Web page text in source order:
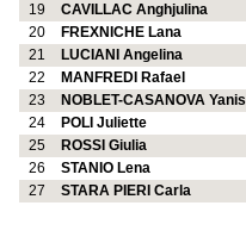
19
CAVILLAC Anghjulina
20
FREXNICHE Lana
21
LUCIANI Angelina
22
MANFREDI Rafael
23
NOBLET-CASANOVA Yanis
24
POLI Juliette
25
ROSSI Giulia
26
STANIO Lena
27
STARA PIERI Carla